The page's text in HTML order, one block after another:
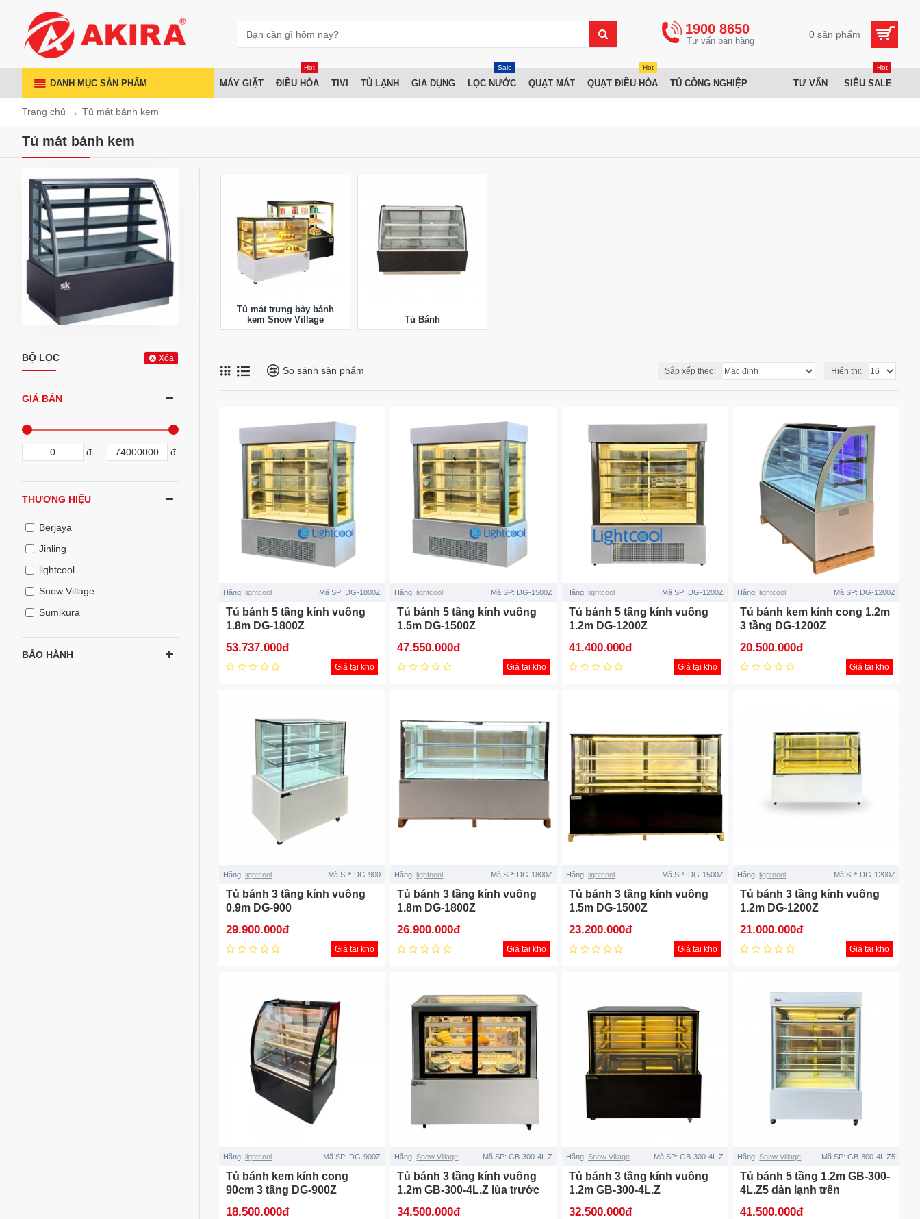
1900 8650 0 sản phẩm
DANH MỤC SẢN PHẨM MÁY GIẶT ĐIỀU HÒA
Hot
TIVI TỦ LẠNH GIA DỤNG LỌC NƯỚC
Sale
QUẠT MÁT QUẠT ĐIỀU HÒA
Hot
TỦ CÔNG NGHIỆP TƯ VẤN SIÊU SALE
Hot
Trang chủ Tủ mát bánh kem
Tủ mát bánh kem
BỘ LỌC Xóa
GIÁ BÁN
đ đ
THƯƠNG HIỆU
Berjaya
Jinling
lightcool
Snow Village
Sumikura
BẢO HÀNH
Tủ mát trưng bày bánh
kem Snow Village
Tủ Bánh
So sánh sản phẩm Sắp xếp theo: Hiển thị:
Hãng: lightcool Mã SP: DG-1800Z
Tủ bánh 5 tầng kính vuông
1.8m DG-1800Z
53.737.000đ
Giá tại kho
Hãng: lightcool Mã SP: DG-1500Z
Tủ bánh 5 tầng kính vuông
1.5m DG-1500Z
47.550.000đ
Giá tại kho
Hãng: lightcool Mã SP: DG-1200Z
Tủ bánh 5 tầng kính vuông
1.2m DG-1200Z
41.400.000đ
Giá tại kho
Hãng: lightcool Mã SP: DG-1200Z
Tủ bánh kem kính cong 1.2m
3 tầng DG-1200Z
20.500.000đ
Giá tại kho
Hãng: lightcool Mã SP: DG-900
Tủ bánh 3 tầng kính vuông
0.9m DG-900
29.900.000đ
Giá tại kho
Hãng: lightcool Mã SP: DG-1800Z
Tủ bánh 3 tầng kính vuông
1.8m DG-1800Z
26.900.000đ
Giá tại kho
Hãng: lightcool Mã SP: DG-1500Z
Tủ bánh 3 tầng kính vuông
1.5m DG-1500Z
23.200.000đ
Giá tại kho
Hãng: lightcool Mã SP: DG-1200Z
Tủ bánh 3 tầng kính vuông
1.2m DG-1200Z
21.000.000đ
Giá tại kho
Hãng: lightcool Mã SP: DG-900Z
Tủ bánh kem kính cong
90cm 3 tầng DG-900Z
18.500.000đ
Hãng: Snow Village Mã SP: GB-300-4L.Z
Tủ bánh 3 tầng kính vuông
1.2m GB-300-4L.Z lùa trước
34.500.000đ
Hãng: Snow Village Mã SP: GB-300-4L.Z
Tủ bánh 3 tầng kính vuông
1.2m GB-300-4L.Z
32.500.000đ
Hãng: Snow Village Mã SP: GB-300-4L.Z5
Tủ bánh 5 tầng 1.2m GB-300-
4L.Z5 dàn lạnh trên
41.500.000đ